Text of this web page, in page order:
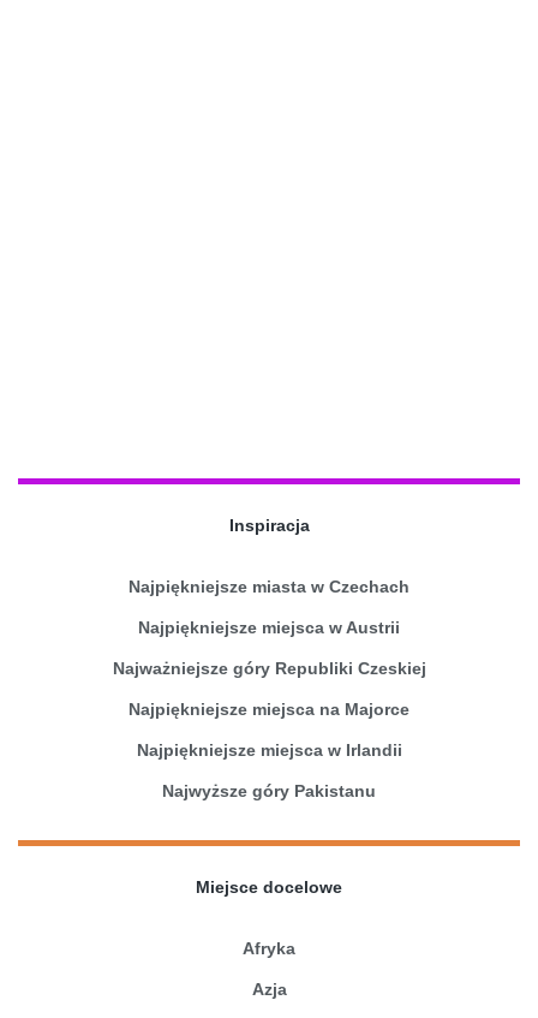
Inspiracja
Najpiękniejsze miasta w Czechach
Najpiękniejsze miejsca w Austrii
Najważniejsze góry Republiki Czeskiej
Najpiękniejsze miejsca na Majorce
Najpiękniejsze miejsca w Irlandii
Najwyższe góry Pakistanu
Miejsce docelowe
Afryka
Azja